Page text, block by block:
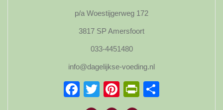
p/a Woestijgerweg 172
3817 SP Amersfoort
033-4451480
info@dagelijkse-voeding.nl
Facebook
TwitterPinterest